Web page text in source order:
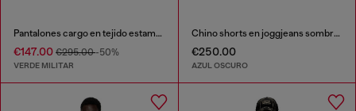
Pantalones cargo en tejido estampado
€147.00 €295.00-50%
VERDE MILITAR
Chino shorts en joggjeans sombreado
€250.00
AZUL OSCURO